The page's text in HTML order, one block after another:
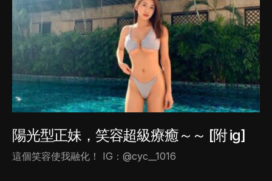
陽光型正妹，笑容超級療癒～～ [附 ig]
這個笑容使我融化！ IG：@cyc__1016